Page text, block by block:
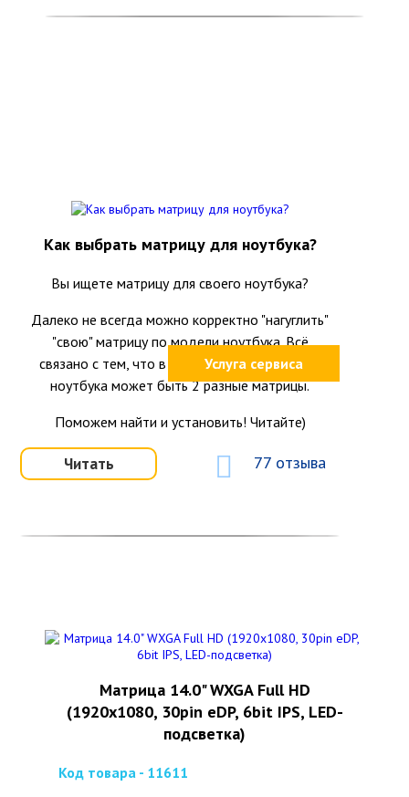
Услуга сервиса
Как выбрать матрицу для ноутбука?
Вы ищете матрицу для своего ноутбука?
Далеко не всегда можно корректно "нагуглить"
"свою" матрицу по модели ноутбука. Всё
связано с тем, что в одной и той же модели
ноутбука может быть 2 разные матрицы.
Поможем найти и установить! Читайте)
Читать 77 отзыва
Матрица 14.0" WXGA Full HD
(1920х1080, 30pin eDP, 6bit IPS, LED-
подсветка)
Код товара - 11611